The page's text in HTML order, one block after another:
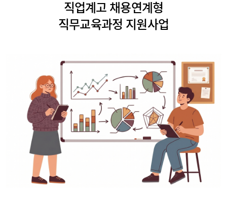
직업계고 채용연계형
직무교육과정 지원사업